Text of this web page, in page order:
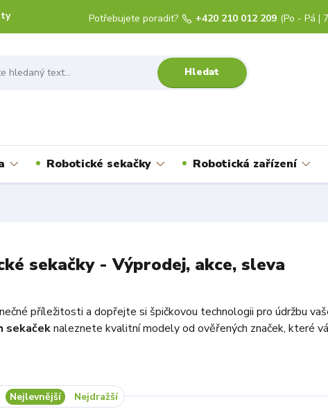
Hledat
Potřebujete poradit? +420 210 012 209 (Po - Pá |
Robotické sekačky Robotická zařízení
sekačky - Výprodej, akce, sleva
příležitosti a dopřejte si špičkovou technologii pro údržbu
sekačeknaleznete kvalitní modely od ověřených značek, které
Nejlevnější Nejdražší